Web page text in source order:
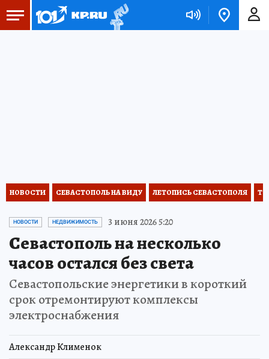
НОВОСТИ СЕВАСТОПОЛЬ НА ВИДУ ЛЕТОПИСЬ СЕВАСТОПОЛЯ
НОВОСТИ НЕДВИЖИМОСТЬ 3 июня 2026 5:20
Севастополь на несколько
часов остался без света
Севастопольские энергетики в короткий
срок отремонтируют комплексы
электроснабжения
Александр Клименок